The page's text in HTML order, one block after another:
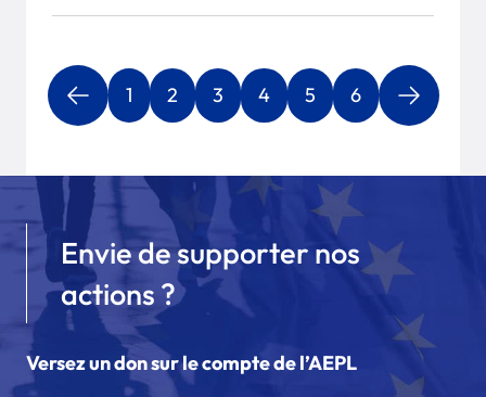
1 2 3 4 5 6
Envie de supporter nos
actions ?
Versez un don sur le compte de l’AEPL